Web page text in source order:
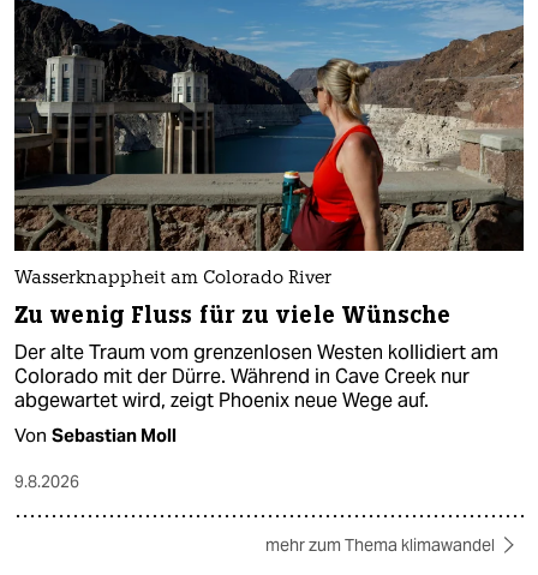
Wasserknappheit am Colorado River
Zu wenig Fluss für zu viele Wünsche
Der alte Traum vom grenzenlosen Westen kollidiert am
Colorado mit der Dürre. Während in Cave Creek nur
abgewartet wird, zeigt Phoenix neue Wege auf.
Von Sebastian Moll
9.8.2026
mehr zum Thema klimawandel